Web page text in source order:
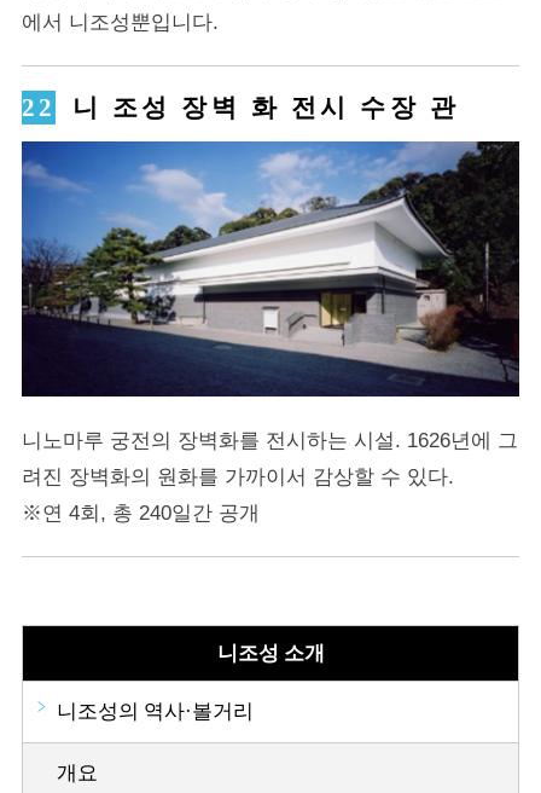
에서 니조성뿐입니다.
니 조성 장벽 화 전시 수장 관
니노마루 궁전의 장벽화를 전시하는 시설. 1626년에 그
려진 장벽화의 원화를 가까이서 감상할 수 있다.
※연 4회, 총 240일간 공개
니조성 소개
니조성의 역사·볼거리
개요